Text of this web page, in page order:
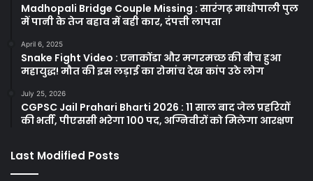
Madhopali Bridge Couple Missing : सारंगढ़ माधोपाली पुल
में पानी के तेज बहाव में बही कार, दंपत्ती लापता
April 6, 2025
Snake Fight Video : एनाकोंडा और मगरमच्छ की बीच हुआ
महायुद्ध! मौत की इस लड़ाई का रोमांच देख कांप उठे लोग
July 25, 2026
CGPSC Jail Prahari Bharti 2026 : 11 साल बाद जेल प्रहरियों
की भर्ती, पीएससी भरेगा 100 पद, अग्निवीरों को मिलेगा आरक्षण
Last Modified Posts